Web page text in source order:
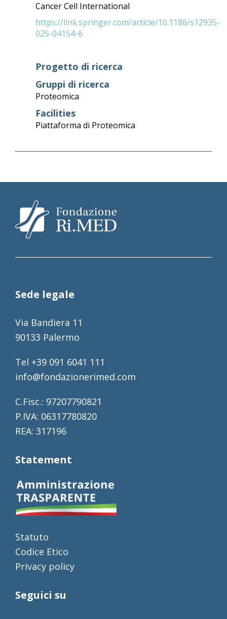
Cancer Cell International
https://link.springer.com/article/10.1186/s12935-
025-04154-6
Progetto di ricerca
Gruppi di ricerca
Proteomica
Facilities
Piattaforma di Proteomica
Sede legale
Via Bandiera 11
90133 Palermo
Tel +39 091 6041 111
info@fondazionerimed.com
C.Fisc.: 97207790821
P.IVA: 06317780820
REA: 317196
Statement
Statuto
Codice Etico
Privacy policy
Seguici su